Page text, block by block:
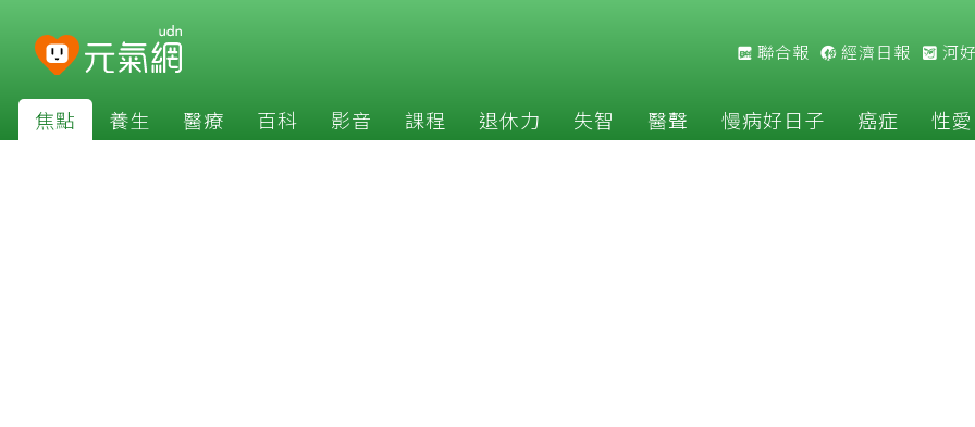
聯合報 經濟日報 河
焦點 養生 醫療 百科 影音 課程 退休力 失智 醫聲 慢病好日子 癌症 性愛